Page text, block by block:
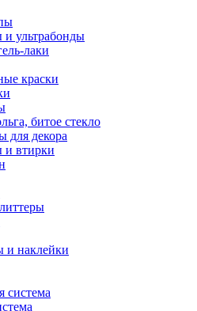
ультрабонды
лаки
краски
битое стекло
для декора
втирки
и наклейки
система